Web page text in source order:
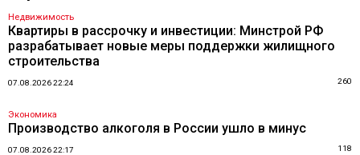
Недвижимость
Квартиры в рассрочку и инвестиции: Минстрой РФ
разрабатывает новые меры поддержки жилищного
строительства
07.08.2026 22:24 260
Экономика
Производство алкоголя в России ушло в минус
07.08.2026 22:17 118